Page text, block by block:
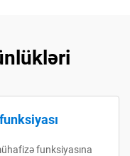
funksiyasına